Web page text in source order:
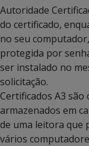
Autoridade
do certificado,
no seu
protegida por
ser instalado no
solicitação.
Certificados A3
armazenados em
de uma leitora que
vários